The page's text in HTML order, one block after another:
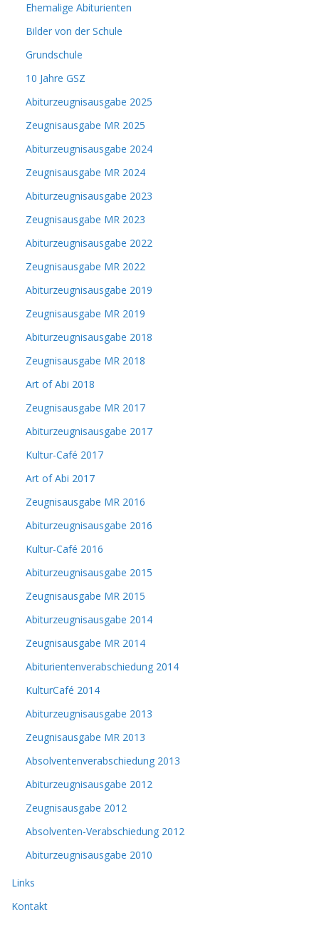
Ehemalige Abiturienten
Bilder von der Schule
Grundschule
10 Jahre GSZ
Abiturzeugnisausgabe 2025
Zeugnisausgabe MR 2025
Abiturzeugnisausgabe 2024
Zeugnisausgabe MR 2024
Abiturzeugnisausgabe 2023
Zeugnisausgabe MR 2023
Abiturzeugnisausgabe 2022
Zeugnisausgabe MR 2022
Abiturzeugnisausgabe 2019
Zeugnisausgabe MR 2019
Abiturzeugnisausgabe 2018
Zeugnisausgabe MR 2018
Art of Abi 2018
Zeugnisausgabe MR 2017
Abiturzeugnisausgabe 2017
Kultur-Café 2017
Art of Abi 2017
Zeugnisausgabe MR 2016
Abiturzeugnisausgabe 2016
Kultur-Café 2016
Abiturzeugnisausgabe 2015
Zeugnisausgabe MR 2015
Abiturzeugnisausgabe 2014
Zeugnisausgabe MR 2014
Abiturientenverabschiedung 2014
KulturCafé 2014
Abiturzeugnisausgabe 2013
Zeugnisausgabe MR 2013
Absolventenverabschiedung 2013
Abiturzeugnisausgabe 2012
Zeugnisausgabe 2012
Absolventen-Verabschiedung 2012
Abiturzeugnisausgabe 2010
Links
Kontakt